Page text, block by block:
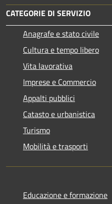
CATEGORIE DI SERVIZIO
Anagrafe e stato civile
Cultura e tempo libero
Vita lavorativa
Imprese e Commercio
Appalti pubblici
Catasto e urbanistica
Turismo
Mobilità e trasporti
Educazione e formazione